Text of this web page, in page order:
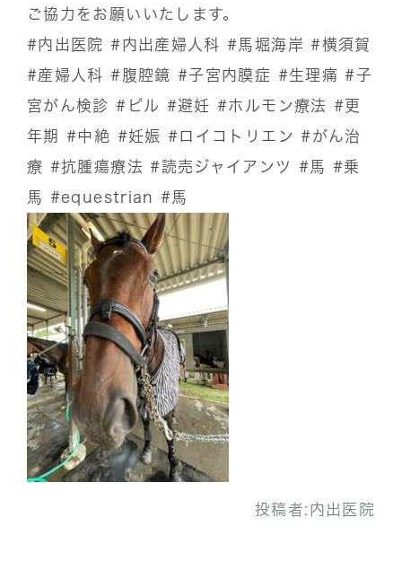
ご協力をお願いいたします。
#内出医院
#内出産婦人科 #馬堀海岸 #横須賀
#産婦人科 #腹腔鏡 #子宮内膜症 #生理痛 #子
宮がん検診 #ピル #避妊 #ホルモン療法 #更
年期
#中絶 #妊娠 #ロイコトリエン #がん治
療 #抗腫瘍療法 #読売ジャイアンツ #馬
#乗
馬
#equestrian #馬
投稿者: 内出医院